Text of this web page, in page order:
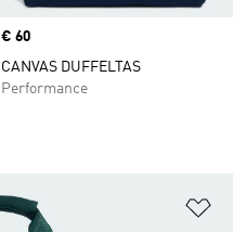
Price
€ 60
CANVAS DUFFELTAS
Performance